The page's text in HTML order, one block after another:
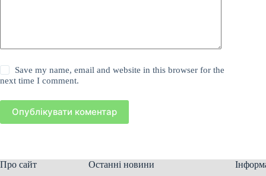
Save my name, email and website in this browser for the
next time I comment.
Опублікувати коментар
Про сайт
Останні новини